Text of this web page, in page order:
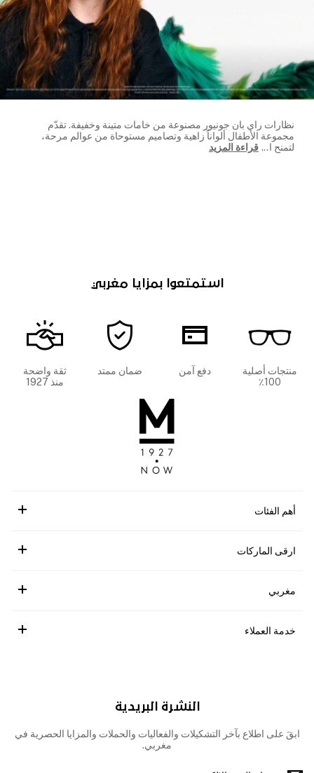
نظارات راي بان جونيور مصنوعة من خامات متينة وخفيفة. تقدّم
مجموعة الأطفال ألواناً زاهية وتصاميم مستوحاة من عوالم مرحة،
لتمنح ا... قراءة المزيد
استمتعوا بمزايا مغربي
منتجات أصلية
100٪
دفع آمن ضمان ممتد
ثقة واضحة
منذ 1927
أهم الفئات
ارقى الماركات
مغربي
خدمة العملاء
النشرة البريدية
ابقَ على اطلاع بآخر التشكيلات والفعاليات والحملات والمزايا الحصرية في
مغربي.